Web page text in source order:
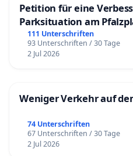
Petition für eine
Parksituation am
111 Unterschriften
93 Unterschriften / 30 Tage
2 Jul 2026
Weniger Verkehr auf
74 Unterschriften
67 Unterschriften / 30 Tage
2 Jul 2026